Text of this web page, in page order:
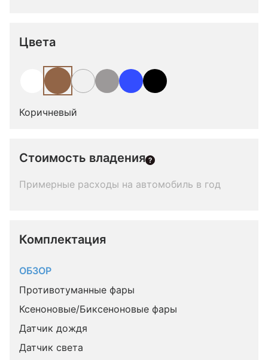
Цвета
Коричневый
Стоимость владения
Примерные расходы на автомобиль в год
Комплектация
ОБЗОР
Противотуманные фары
Ксеноновые/Биксеноновые фары
Датчик дождя
Датчик света